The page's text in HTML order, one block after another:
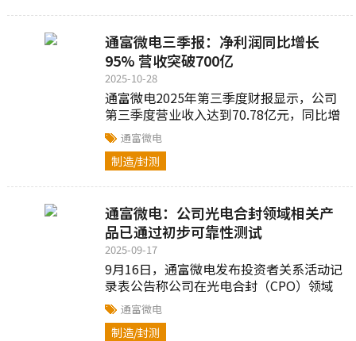
通富微电三季报：净利润同比增长
95% 营收突破700亿
2025-10-28
通富微电2025年第三季度财报显示，公司
第三季度营业收入达到70.78亿元，同比增
长17.94%...
通富微电
制造/封测
通富微电：公司光电合封领域相关产
品已通过初步可靠性测试
2025-09-17
9月16日，通富微电发布投资者关系活动记
录表公告称公司在光电合封（CPO）领域
的技术研发取得突破性进展，相关产品已
通过初步可靠性测试...
通富微电
制造/封测